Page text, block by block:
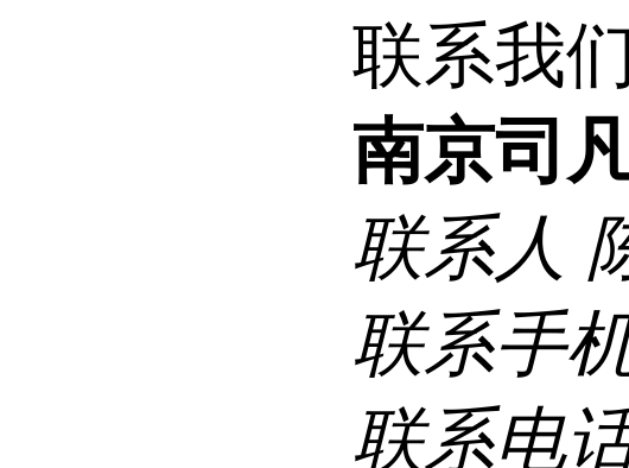
联系我们
南京司
联系人
联系手
联系电